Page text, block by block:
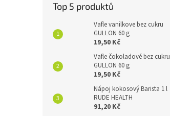
Top 5 produktů
Vafle vanilkove bez cukru
GULLON 60 g
19,50 Kč
Vafle čokoladové bez cukru
GULLON 60 g
19,50 Kč
Nápoj kokosový Barista 1 l
RUDE HEALTH
91,20 Kč